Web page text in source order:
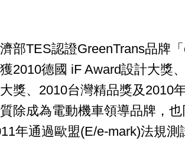
部TES認證GreenTrans品牌
2010德國 iF Award設計大獎
獎、2010台灣精品獎及2010
除成為電動機車領導品牌，
年通過歐盟(E/e-mark)法規